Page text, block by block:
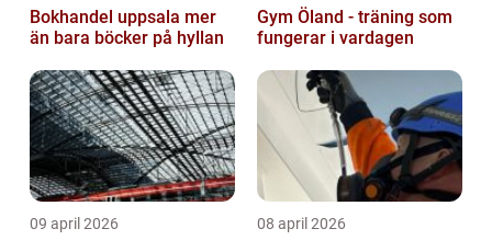
Bokhandel uppsala mer
än bara böcker på hyllan
Gym Öland - träning som
fungerar i vardagen
09 april 2026 08 april 2026